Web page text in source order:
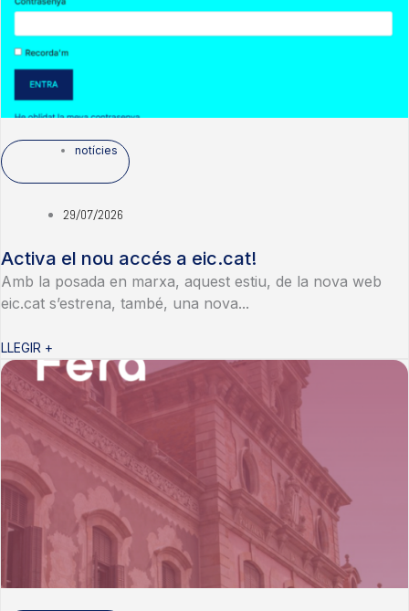
notícies
29/07/2026
Activa el nou accés a eic.cat!
Amb la posada en marxa, aquest estiu, de la nova web
eic.cat s’estrena, també, una nova...
LLEGIR +